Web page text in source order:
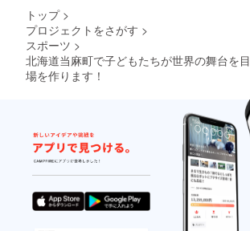
トップ >
プロジェクトをさがす >
スポーツ >
北海道当麻町で子どもたちが世界の舞台を
場を作ります！